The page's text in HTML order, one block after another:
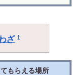
ざ †
もらえる場所